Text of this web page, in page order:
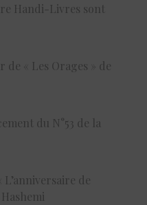
Handi-Livres sont
de « Les Orages » de
du N°53 de la
de